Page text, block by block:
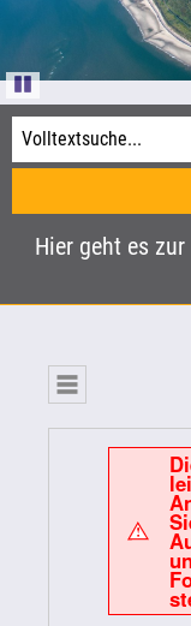
Pause
Hier geht es